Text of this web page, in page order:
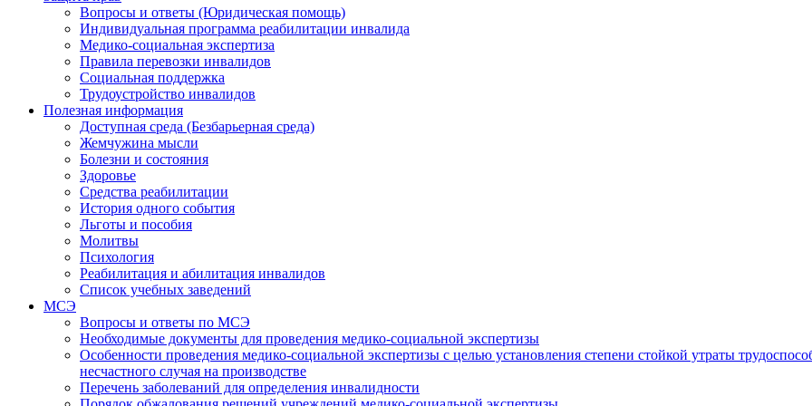
Вопросы и ответы (Юридическая помощь)
Индивидуальная программа реабилитации инвалида
Медико-социальная экспертиза
Правила перевозки инвалидов
Социальная поддержка
Трудоустройство инвалидов
Полезная информация
Доступная среда (Безбарьерная среда)
Жемчужина мысли
Болезни и состояния
Здоровье
Средства реабилитации
История одного события
Льготы и пособия
Молитвы
Психология
Реабилитация и абилитация инвалидов
Список учебных заведений
МСЭ
Вопросы и ответы по МСЭ
Необходимые документы для проведения медико-социальной экспертизы
Особенности проведения медико-социальной экспертизы с целью установления степени стойкой утраты
несчастного случая на производстве
Перечень заболеваний для определения инвалидности